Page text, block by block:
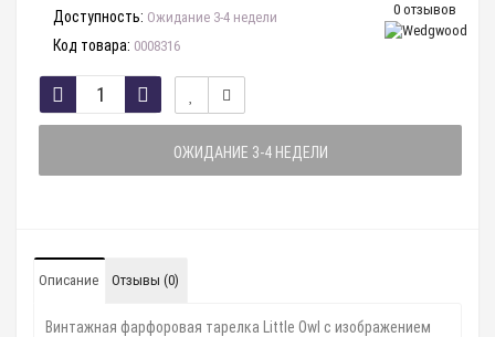
0 отзывов
Доступность: Ожидание 3-4 недели
Код товара: 0008316
ОЖИДАНИЕ 3-4 НЕДЕЛИ
Описание Отзывы (0)
Винтажная фарфоровая тарелка Little Owl с изображением